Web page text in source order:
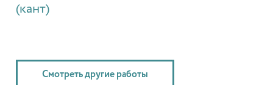
(кант)
Смотреть другие работы